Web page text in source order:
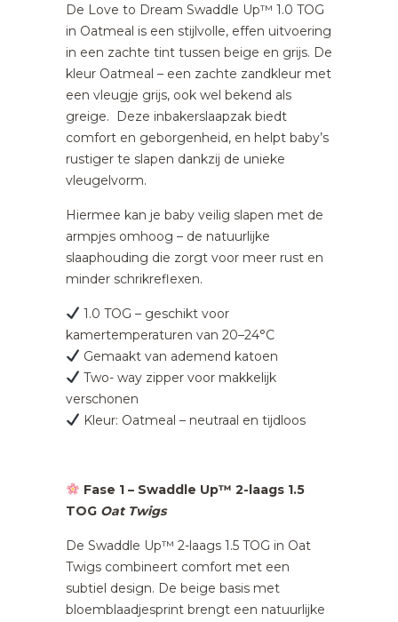
De Love to Dream Swaddle Up™ 1.0 TOG
in Oatmeal is een stijlvolle, effen uitvoering
in een zachte tint tussen beige en grijs. De
kleur Oatmeal – een zachte zandkleur met
een vleugje grijs, ook wel bekend als
greige. Deze inbakerslaapzak biedt
comfort en geborgenheid, en helpt baby’s
rustiger te slapen dankzij de unieke
vleugelvorm.
Hiermee kan je baby veilig slapen met de
armpjes omhoog – de natuurlijke
slaaphouding die zorgt voor meer rust en
minder schrikreflexen.
1.0 TOG – geschikt voor
kamertemperaturen van 20–24°C
Gemaakt van ademend katoen
Two- way zipper voor makkelijk
verschonen
Kleur: Oatmeal – neutraal en tijdloos
Fase 1 – Swaddle Up™ 2-laags 1.5
TOG Oat Twigs
De Swaddle Up™ 2-laags 1.5 TOG in Oat
Twigs combineert comfort met een
subtiel design. De beige basis met
bloemblaadjesprint brengt een natuurlijke